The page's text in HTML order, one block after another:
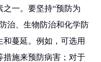
一。要坚持“预防为
治、生物防治和化学防
蔓延。例如，可选用
措施来预防病害；对于